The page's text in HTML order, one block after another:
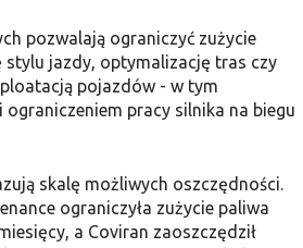
pozwalają ograniczyć zużycie
stylu jazdy, optymalizację tras czy
pojazdów - w tym
ograniczeniem pracy silnika na biegu
skalę możliwych oszczędności.
ograniczyła zużycie paliwa
a Coviran zaoszczędził